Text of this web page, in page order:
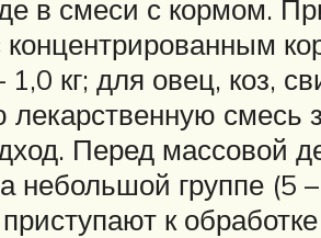
в смеси с кормом.
1,0 кг; для овец, коз,
смесь
Перед массовой
небольшой группе (5
к обработке